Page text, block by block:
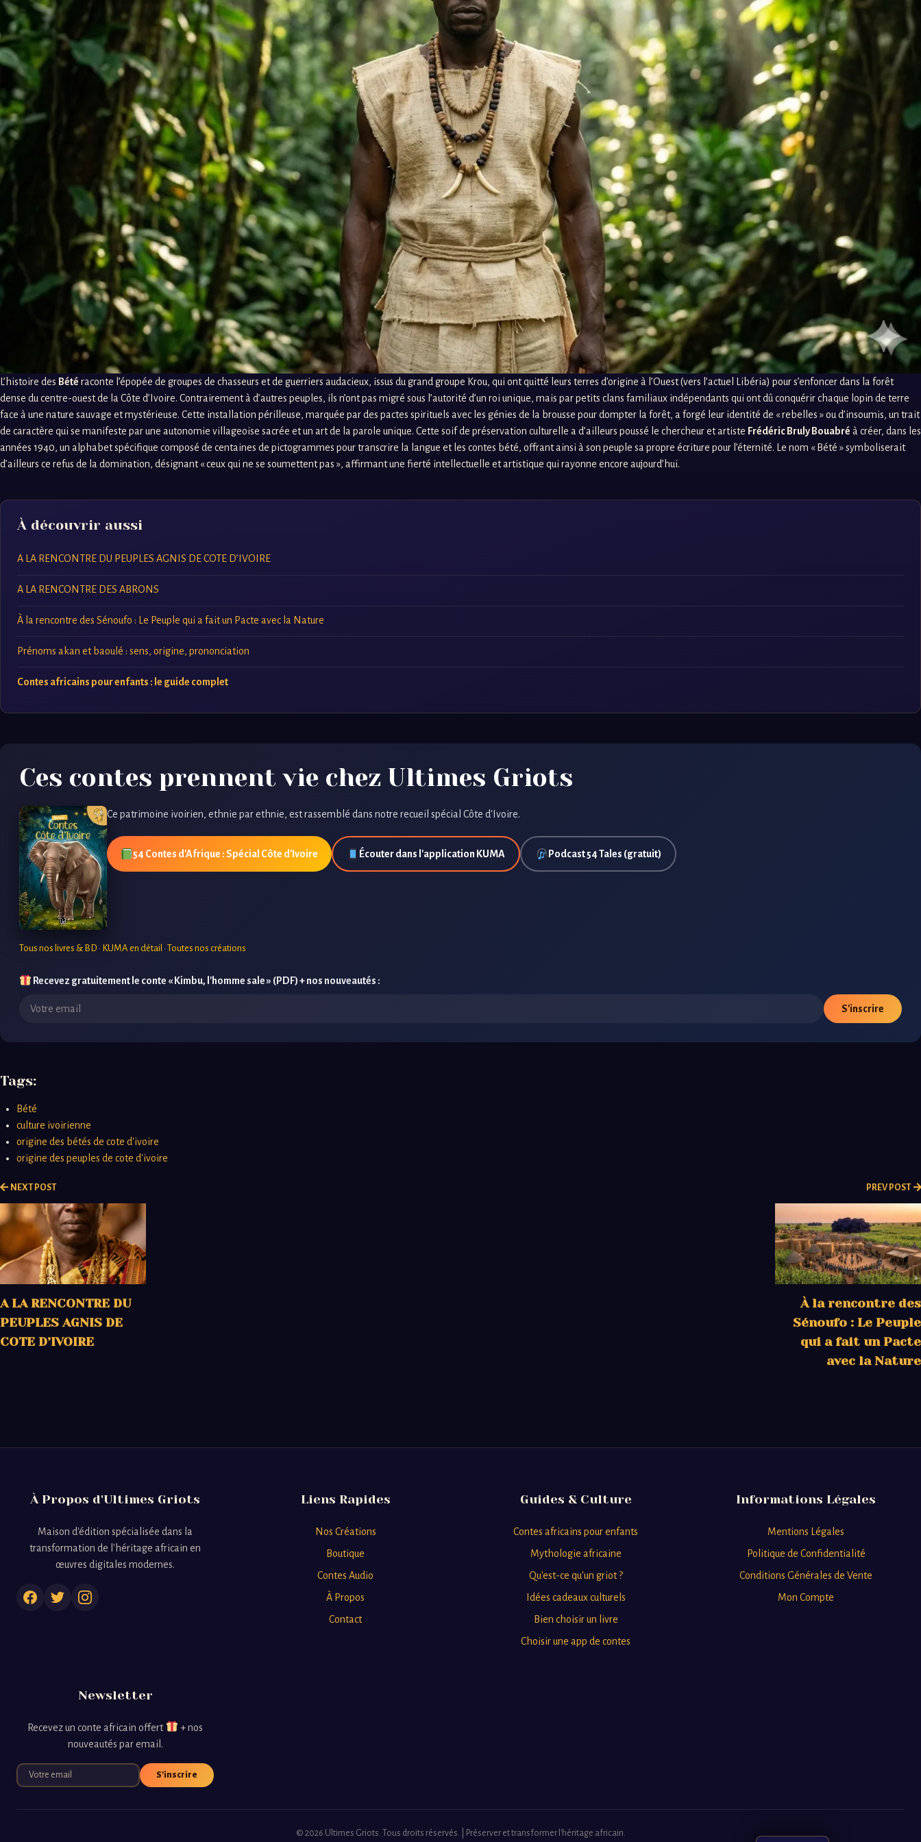
L’histoire des Bété raconte l’épopée de groupes de chasseurs et de guerriers audacieux, issus du grand groupe Krou, qui ont quitté leurs terres d’origine à l’Ouest (vers l’actuel Libéria) pour s’enfoncer dans la forêt
dense du centre-ouest de la Côte d’Ivoire. Contrairement à d’autres peuples, ils n’ont pas migré sous l’autorité d’un roi unique, mais par petits clans familiaux indépendants qui ont dû conquérir chaque lopin de terre
face à une nature sauvage et mystérieuse. Cette installation périlleuse, marquée par des pactes spirituels avec les génies de la brousse pour dompter la forêt, a forgé leur identité de « rebelles » ou d’insoumis, un trait
de caractère qui se manifeste par une autonomie villageoise sacrée et un art de la parole unique. Cette soif de préservation culturelle a d’ailleurs poussé le chercheur et artiste Frédéric Bruly Bouabré à créer, dans les
années 1940, un alphabet spécifique composé de centaines de pictogrammes pour transcrire la langue et les contes bété, offrant ainsi à son peuple sa propre écriture pour l’éternité. Le nom « Bété » symboliserait
d’ailleurs ce refus de la domination, désignant « ceux qui ne se soumettent pas », affirmant une fierté intellectuelle et artistique qui rayonne encore aujourd’hui.
À découvrir aussi
A LA RENCONTRE DU PEUPLES AGNIS DE COTE D’IVOIRE
A LA RENCONTRE DES ABRONS
À la rencontre des Sénoufo : Le Peuple qui a fait un Pacte avec la Nature
Prénoms akan et baoulé : sens, origine, prononciation
Contes africains pour enfants : le guide complet
Ces contes prennent vie chez Ultimes Griots
Ce patrimoine ivoirien, ethnie par ethnie, est rassemblé dans notre recueil spécial Côte d'Ivoire.
54 Contes d'Afrique : Spécial Côte d'Ivoire Écouter dans l'application KUMA Podcast 54 Tales (gratuit)
Tous nos livres & BD · KUMA en détail · Toutes nos créations
Recevez gratuitement le conte « Kimbu, l'homme sale » (PDF) + nos nouveautés :
S'inscrire
Tags:
Bété
culture ivoirienne
origine des bétés de cote d'ivoire
origine des peuples de cote d'ivoire
NEXT POST
A LA RENCONTRE DU
PEUPLES AGNIS DE
COTE D’IVOIRE
PREV POST
À la rencontre des
Sénoufo : Le Peuple
qui a fait un Pacte
avec la Nature
À Propos d'Ultimes Griots
Maison d'édition spécialisée dans la
transformation de l'héritage africain en
œuvres digitales modernes.
Liens Rapides
Nos Créations
Boutique
Contes Audio
À Propos
Contact
Guides & Culture
Contes africains pour enfants
Mythologie africaine
Qu'est-ce qu'un griot ?
Idées cadeaux culturels
Bien choisir un livre
Choisir une app de contes
Informations Légales
Mentions Légales
Politique de Confidentialité
Conditions Générales de Vente
Mon Compte
Newsletter
Recevez un conte africain offert
+ nos
nouveautés par email.
S'inscrire
© 2026 Ultimes Griots. Tous droits réservés. | Préserver et transformer l'héritage africain.